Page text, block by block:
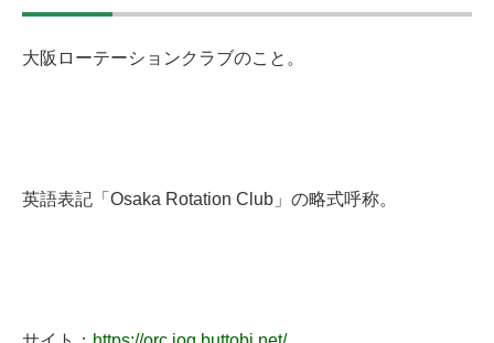
大阪ローテーションクラブのこと。
英語表記「Osaka Rotation Club」の略式呼称。